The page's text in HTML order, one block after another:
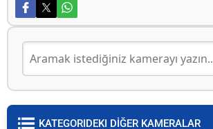
KATEGORIDEKI DİĞER KAMERALAR